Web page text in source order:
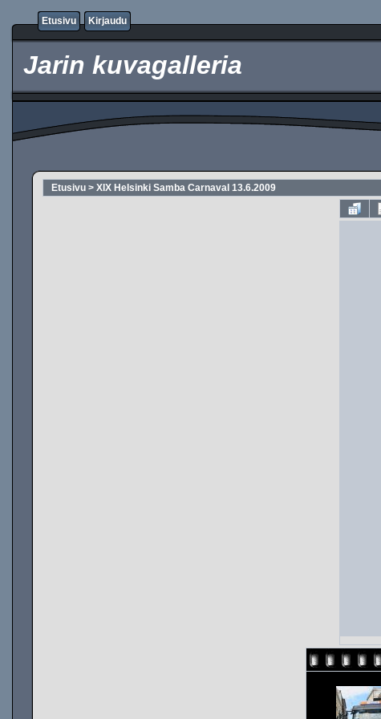
Etusivu Kirjaudu
Jarin kuvagalleria
Etusivu > XIX Helsinki Samba Carnaval 13.6.2009